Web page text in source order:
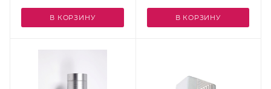
В КОРЗИНУ В КОРЗИНУ